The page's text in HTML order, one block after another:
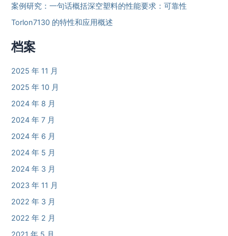
案例研究：一句话概括深空塑料的性能要求：可靠性
Torlon7130 的特性和应用概述
档案
2025 年 11 月
2025 年 10 月
2024 年 8 月
2024 年 7 月
2024 年 6 月
2024 年 5 月
2024 年 3 月
2023 年 11 月
2022 年 3 月
2022 年 2 月